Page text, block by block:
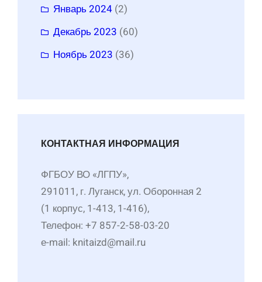
Январь 2024 (2)
Декабрь 2023 (60)
Ноябрь 2023 (36)
КОНТАКТНАЯ ИНФОРМАЦИЯ
ФГБОУ ВО «ЛГПУ»,
291011, г. Луганск, ул. Оборонная 2
(1 корпус, 1-413, 1-416),
Телефон: +7 857-2-58-03-20
е-mail: knitaizd@mail.ru